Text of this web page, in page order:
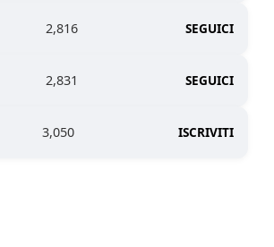
2,816 SEGUICI
2,831 SEGUICI
3,050 ISCRIVITI